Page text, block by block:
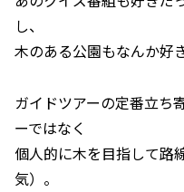
し、
木のある公園もなんか好
ガイドツアーの定番立ち
ーではなく
個人的に木を目指して路
気）。